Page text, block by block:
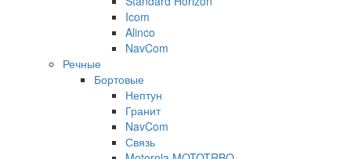
Icom
Alinco
NavCom
Речные
Бортовые
Нептун
Гранит
NavCom
Связь